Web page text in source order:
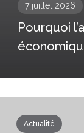
7 juillet 2026
Pourquoi
Actualité